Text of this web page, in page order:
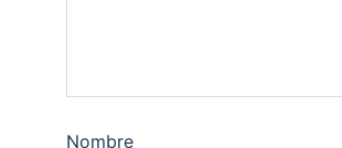
Nombre